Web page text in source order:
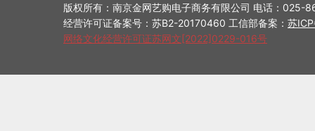
版权所有：南京金网艺购电子商务有限公司 电话：
经营许可证备案号：苏B2-20170460 工信部备案： 苏
网络文化经营许可证苏网文[2022]0229-016号